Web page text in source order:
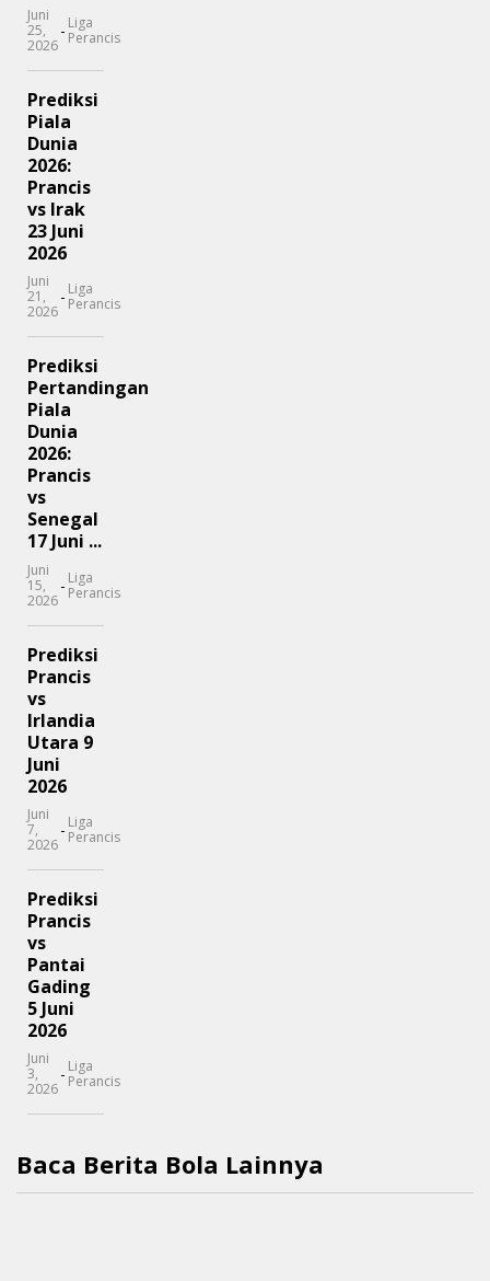
Juni
25,
2026
- Liga
Perancis
Prediksi
Piala
Dunia
2026:
Prancis
vs Irak
23 Juni
2026
Juni
21,
2026
- Liga
Perancis
Prediksi
Pertandingan
Piala
Dunia
2026:
Prancis
vs
Senegal
17 Juni ...
Juni
15,
2026
- Liga
Perancis
Prediksi
Prancis
vs
Irlandia
Utara 9
Juni
2026
Juni
7,
2026
- Liga
Perancis
Prediksi
Prancis
vs
Pantai
Gading
5 Juni
2026
Juni
3,
2026
- Liga
Perancis
Baca Berita Bola Lainnya